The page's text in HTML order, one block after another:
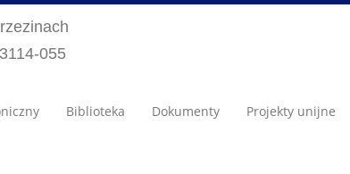
055
Biblioteka Dokumenty Projekty unijne